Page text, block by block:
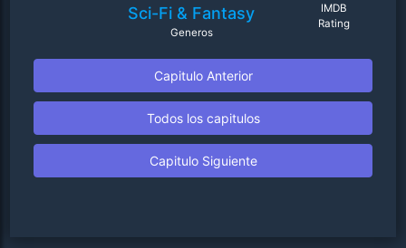
Sci-Fi & Fantasy
Generos
IMDB
Rating
Capitulo Anterior
Todos los capitulos
Capitulo Siguiente